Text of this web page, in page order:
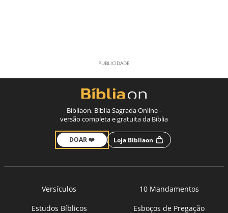
Bíbliaon, Bíblia Sagrada Online -
versão completa e gratuita da Bíblia
DOAR ❤️ Loja Bíbliaon
Versículos
10 Mandamentos
Estudos Bíblicos
Esboços de Pregação